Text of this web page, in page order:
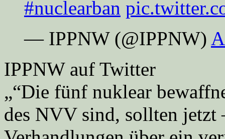
#nuclearban
— IPPNW (@IPPNW)
IPPNW auf Twitter
„“Die fünf nuklear
des NVV sind, sollten jetzt